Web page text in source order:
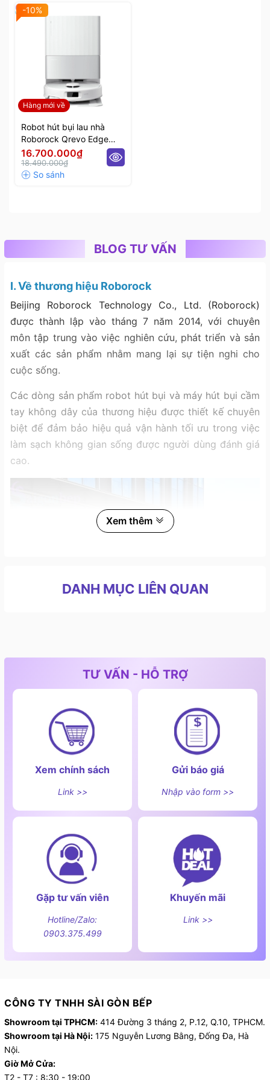
Hàng mới về
-10%
Robot hút bụi lau nhà
Roborock Qrevo Edge
5V1
16.700.000₫
18.490.000₫
BLOG TƯ VẤN
I. Về thương hiệu Roborock
Beijing Roborock Technology Co., Ltd. (Roborock)
được thành lập vào tháng 7 năm 2014, với chuyên
môn tập trung vào việc nghiên cứu, phát triển và sản
xuất các sản phẩm nhằm mang lại sự tiện nghi cho
cuộc sống.
Các dòng sản phẩm robot hút bụi và máy hút bụi cầm
tay không dây của thương hiệu được thiết kế chuyên
biệt để đảm bảo hiệu quả vận hành tối ưu trong việc
làm sạch không gian sống được người dùng đánh giá
cao.
Trụ sở thương hiệu Roborock
II. Tính năng và công nghệ nổi bật của thương
hiệu Roborock
1. Làm sạch sâu (Cleaning Technology)
- Lực hút HyperForce trải dài từ 5.500 Pa đến 30.000
Pa, xử lý tốt mọi loại bụi bẩn trên thảm và sàn cứng.
để dễ dàng hút sạch bụi mịn, mảnh vụn hay lông thú
cưng.
- Công nghệ lau rung Sonic hoặc xoay kép tạo ra lực
chà xát mạnh mẽ lên mặt sàn giúp đánh bật các vết
bẩn cứng đầu.
- Chổi chính kép DuoDivide tối ưu hóa luồng khí và cơ
chế chống rối, cuốn tóc hiệu quả mà không bị mắc
Xem thêm
DANH MỤC LIÊN QUAN
TƯ VẤN - HỖ TRỢ
Xem chính sách
Link >>
Gửi báo giá
Nhập vào form >>
Gặp tư vấn viên
Hotline/Zalo:
0903.375.499
Khuyến mãi
Link >>
CÔNG TY TNHH SÀI GÒN BẾP
Showroom tại TPHCM: 414 Đường 3 tháng 2, P.12, Q.10, TPHCM.
Showroom tại Hà Nội: 175 Nguyễn Lương Bằng, Đống Đa, Hà
Nội.
Giờ Mở Cửa:
T2 - T7 : 8:30 - 19:00